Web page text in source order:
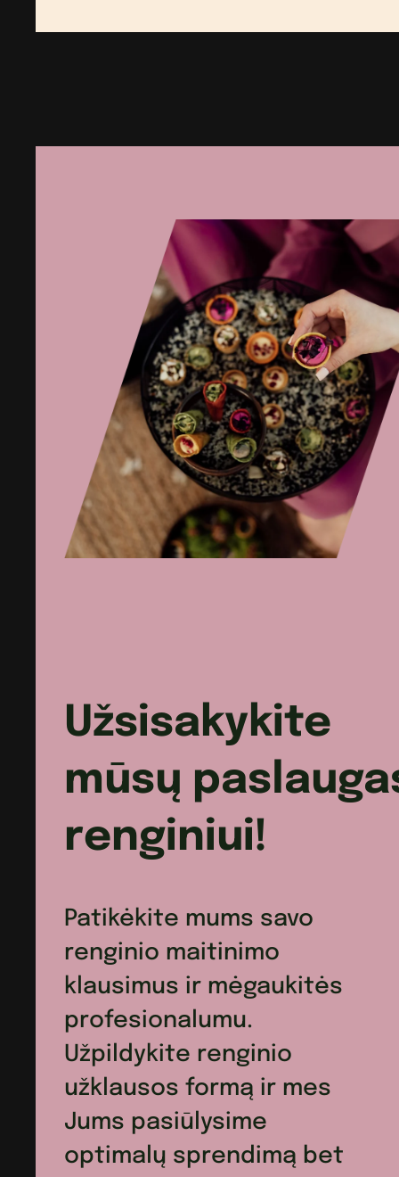
vaflis,
burokėliais,
Serrano
traškutis,
kreminis
balzamiko
padažas,
aviečių
acto
Užsisakykite
mūsų
renginiui!
Patikėkite mums savo
renginio maitinimo
klausimus ir mėgaukitės
profesionalumu.
Užpildykite renginio
užklausos formą ir mes
Jums pasiūlysime
optimalų sprendimą bet